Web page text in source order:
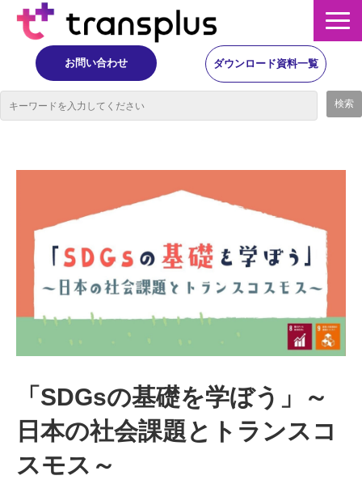
お問い合わせ ダウンロード資料一覧
イベント・レポート
ニュース
事例
動画
「SDGsの基礎を学ぼう」～
日本の社会課題とトランスコ
スモス～